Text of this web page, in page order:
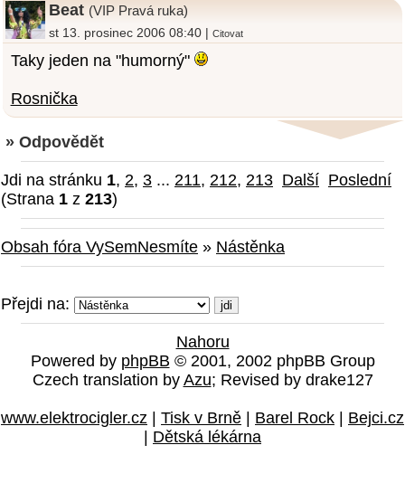
Beat (VIP Pravá ruka)
st 13. prosinec 2006 08:40 | Citovat
Taky jeden na "humorný"
Rosnička
» Odpovědět
Jdi na stránku 1, 2, 3 ... 211, 212, 213 Další Poslední
(Strana 1 z 213)
Obsah fóra VySemNesmíte » Nástěnka
Přejdi na:
Nahoru
Powered by phpBB © 2001, 2002 phpBB Group
Czech translation by Azu; Revised by drake127
www.elektrocigler.cz Tisk v Brně Barel Rock
Bejci.cz
Dětská lékárna